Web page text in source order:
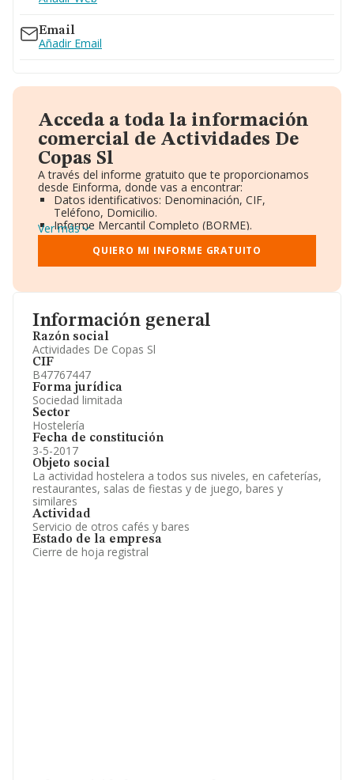
Información general
Razón social
Actividades De Copas Sl
CIF
B47767447
Forma jurídica
Sociedad limitada
Sector
Hostelería
Fecha de constitución
3-5-2017
Objeto social
La actividad hostelera a todos sus niveles, en cafeterías,
restaurantes, salas de fiestas y de juego, bares y
similares
Actividad
Servicio de otros cafés y bares
Estado de la empresa
Cierre de hoja registral
Email
Añadir Email
Acceda a toda la información
comercial de Actividades De
Copas Sl
A través del informe gratuito que te proporcionamos
desde Einforma, donde vas a encontrar:
Datos identificativos: Denominación, CIF,
Teléfono, Domicilio.
Informe Mercantil Completo (BORME).
Gráficos de Evolución Ventas y Empleados.
Consejo de Administración y Administradores.
Directivos y Ejecutivos.
Información oficial y registral complementaria.
Ver más
QUIERO MI INFORME GRATUITO